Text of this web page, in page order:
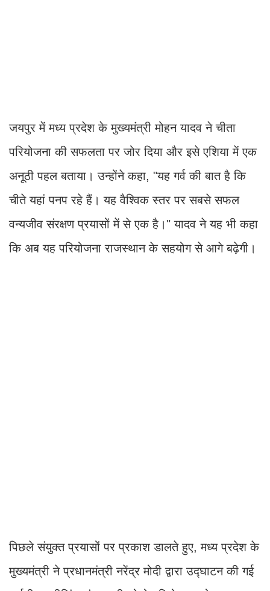
जयपुर में मध्य प्रदेश के मुख्यमंत्री मोहन यादव ने चीता
परियोजना की सफलता पर जोर दिया और इसे एशिया में एक
अनूठी पहल बताया। उन्होंने कहा, "यह गर्व की बात है कि
चीते यहां पनप रहे हैं। यह वैश्विक स्तर पर सबसे सफल
वन्यजीव संरक्षण प्रयासों में से एक है।" यादव ने यह भी कहा
कि अब यह परियोजना राजस्थान के सहयोग से आगे बढ़ेगी।
पिछले संयुक्त प्रयासों पर प्रकाश डालते हुए, मध्य प्रदेश के
मुख्यमंत्री ने प्रधानमंत्री नरेंद्र मोदी द्वारा उद्घाटन की गई